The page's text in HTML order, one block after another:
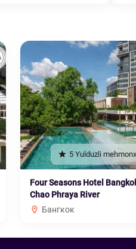
5 Yulduzli
Four Seasons Hotel
Chao Phraya River
Бангкок